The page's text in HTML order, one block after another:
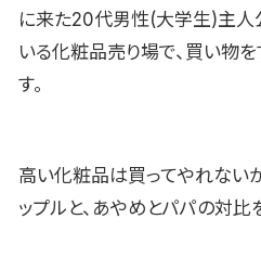
に来た20代男性(大学生)主人
いる化粧品売り場で、買い物
す。
高い化粧品は買ってやれない
ップルと、あやめとパパの対比